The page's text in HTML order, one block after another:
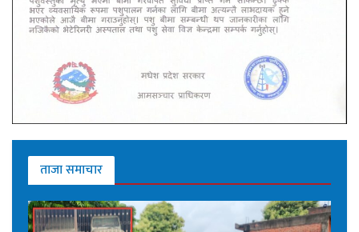
ताजा समाचार